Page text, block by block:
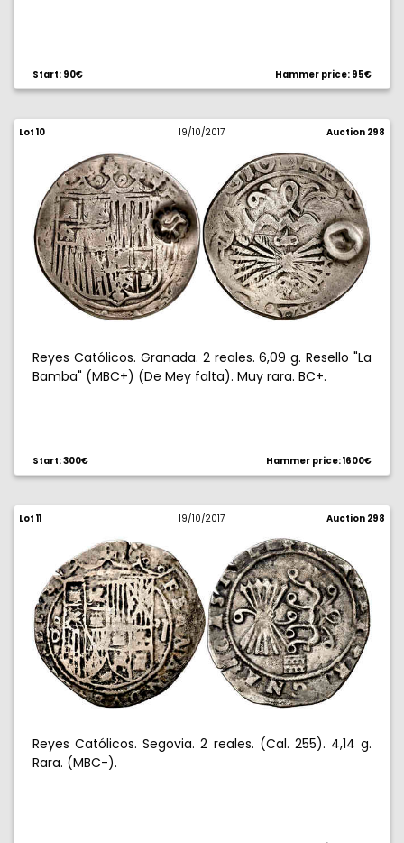
Start: 90€ Hammer price: 95€
Lot 10 19/10/2017 Auction 298
Reyes Católicos. Granada. 2 reales. 6,09 g. Resello "La
Bamba" (MBC+) (De Mey falta). Muy rara. BC+.
Start: 300€ Hammer price: 1600€
Lot 11 19/10/2017 Auction 298
Reyes Católicos. Segovia. 2 reales. (Cal. 255). 4,14 g.
Rara. (MBC-).